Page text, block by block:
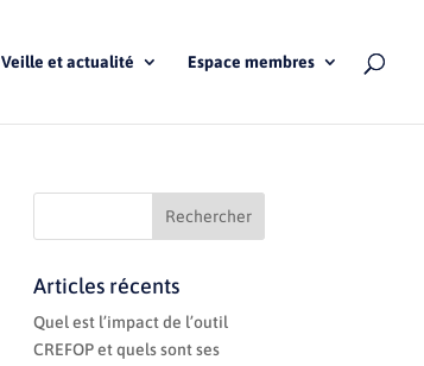
Veille et actualité Espace membres
Articles récents
Quel est l’impact de l’outil
CREFOP et quels sont ses